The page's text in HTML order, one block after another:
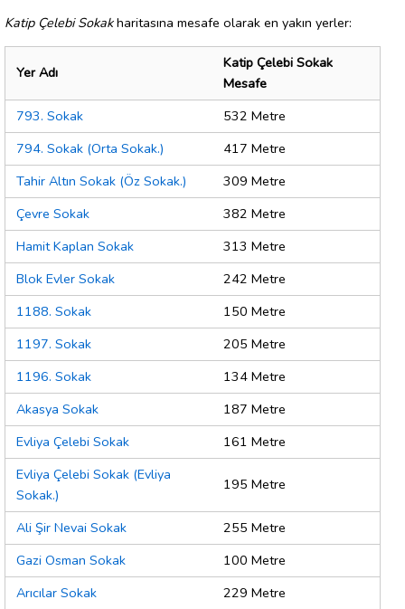
Katip Çelebi Sokakharitasına mesafe olarak en yakın yerler:
Yer Adı
Katip Çelebi Sokak
Mesafe
793. Sokak
532 Metre
794. Sokak (Orta Sokak.)
417 Metre
Tahir Altın Sokak (Öz Sokak.)
309 Metre
Çevre Sokak
382 Metre
Hamit Kaplan Sokak
313 Metre
Blok Evler Sokak
242 Metre
1188. Sokak
150 Metre
1197. Sokak
205 Metre
1196. Sokak
134 Metre
Akasya Sokak
187 Metre
Evliya Çelebi Sokak
161 Metre
Evliya Çelebi Sokak (Evliya
Sokak.)
195 Metre
Ali Şir Nevai Sokak
255 Metre
Gazi Osman Sokak
100 Metre
Arıcılar Sokak
229 Metre